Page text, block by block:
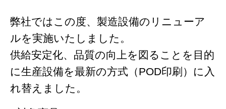
弊社ではこの度、製造設備のリニューア
ルを実施いたしました。
供給安定化、品質の向上を図ることを目的
に生産設備を最新の方式（POD印刷）に入
れ替えました。